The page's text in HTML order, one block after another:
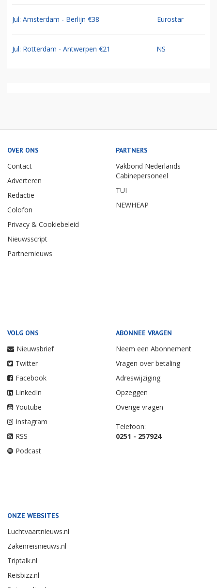
Jul: Amsterdam - Berlijn €38 Eurostar
Jul: Rotterdam - Antwerpen €21 NS
OVER ONS
Contact
Adverteren
Redactie
Colofon
Privacy & Cookiebeleid
Nieuwsscript
Partnernieuws
PARTNERS
Vakbond Nederlands
Cabinepersoneel
TUI
NEWHEAP
VOLG ONS
Nieuwsbrief
Twitter
Facebook
LinkedIn
Youtube
Instagram
RSS
Podcast
ABONNEE VRAGEN
Neem een Abonnement
Vragen over betaling
Adreswijziging
Opzeggen
Overige vragen
Telefoon:
0251 - 257924
ONZE WEBSITES
Luchtvaartnieuws.nl
Zakenreisnieuws.nl
Triptalk.nl
Reisbizz.nl